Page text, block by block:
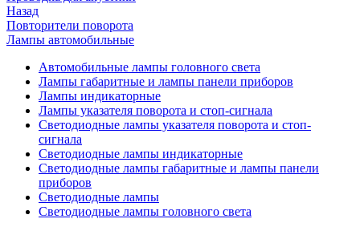
Назад
Повторители поворота
Лампы автомобильные
Автомобильные лампы головного света
Лампы габаритные и лампы панели приборов
Лампы индикаторные
Лампы указателя поворота и стоп-сигнала
Светодиодные лампы указателя поворота и стоп-
сигнала
Светодиодные лампы индикаторные
Светодиодные лампы габаритные и лампы панели
приборов
Светодиодные лампы
Светодиодные лампы головного света